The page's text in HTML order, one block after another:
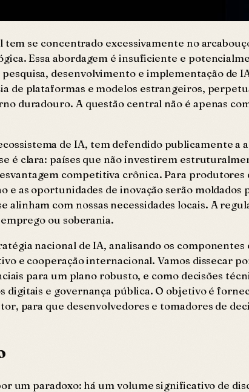
se concentrado excessivamente no
Essa abordagem é insuficiente e
desenvolvimento e implementação de
de plataformas e modelos estrangeiros,
duradouro. A questão central não é apenas
de IA, tem defendido publicamente a
é clara: países que não investirem
competitiva crônica. Para
as oportunidades de inovação serão moldados
alinham com nossas necessidades locais. A
ou soberania.
nacional de IA, analisando os componentes
e cooperação internacional. Vamos dissecar
para um plano robusto, e como decisões
digitais e governança pública. O objetivo é
para que desenvolvedores e tomadores de
um paradoxo: há um volume significativo de